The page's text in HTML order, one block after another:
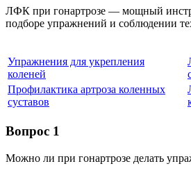
ЛФК при гонартрозе — мощный
подборе упражнений и соблюдении
Упражнения для укрепления
коленей
Профилактика артроза коленных
суставов
Вопрос 1
Можно ли при гонартрозе делать